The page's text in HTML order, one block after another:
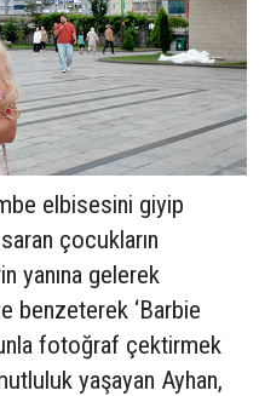
elbisesini giyip
çocukların
yanına gelerek
benzeterek ‘Barbie
fotoğraf çektirmek
yaşayan Ayhan,